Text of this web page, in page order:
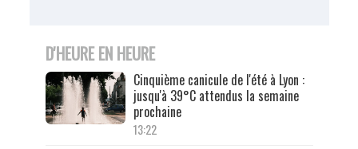
D'HEURE EN HEURE
Cinquième canicule de l'été à Lyon :
jusqu'à 39°C attendus la semaine
prochaine
13:22